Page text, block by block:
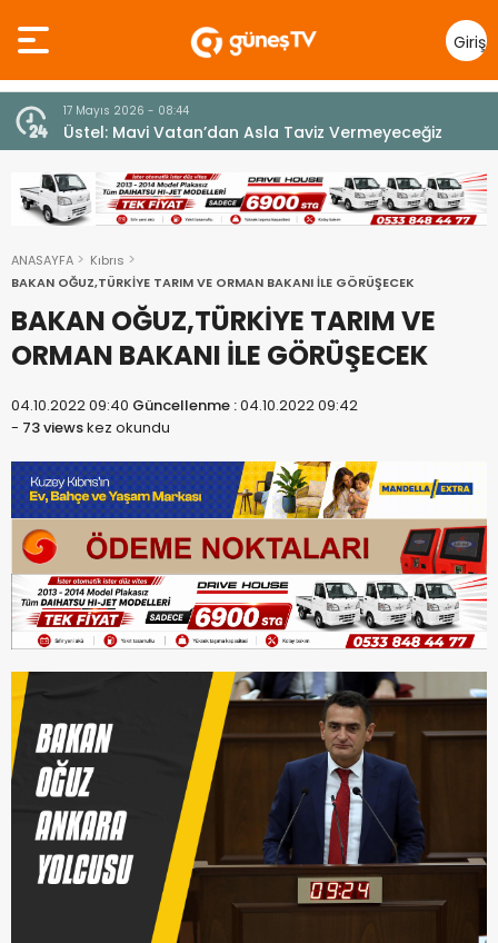
Giriş
Yap
10 Temmuz 2026 - 18:49
Cumhurbaşkanı Erhürman sergi açılışında
fenalaşarak hastaneye kaldırıldı
ANASAYFA
Kıbrıs
BAKAN OĞUZ,TÜRKİYE TARIM VE ORMAN BAKANI İLE GÖRÜŞECEK
BAKAN OĞUZ,TÜRKİYE TARIM VE
ORMAN BAKANI İLE GÖRÜŞECEK
04.10.2022 09:40 Güncellenme :04.10.2022 09:42
- 73 viewskez okundu